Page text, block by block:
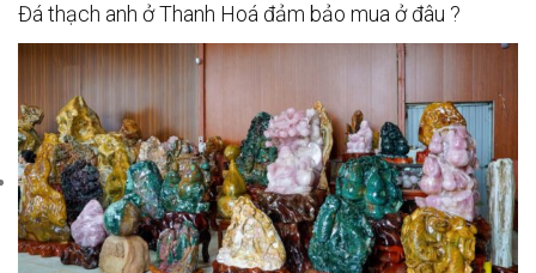
Đá thạch anh ở Thanh Hoá đảm bảo mua ở đâu ?